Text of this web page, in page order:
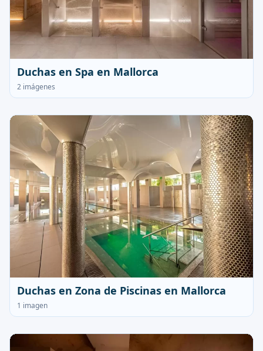
Duchas en Spa en Mallorca
2 imágenes
Duchas en Zona de Piscinas en Mallorca
1 imagen